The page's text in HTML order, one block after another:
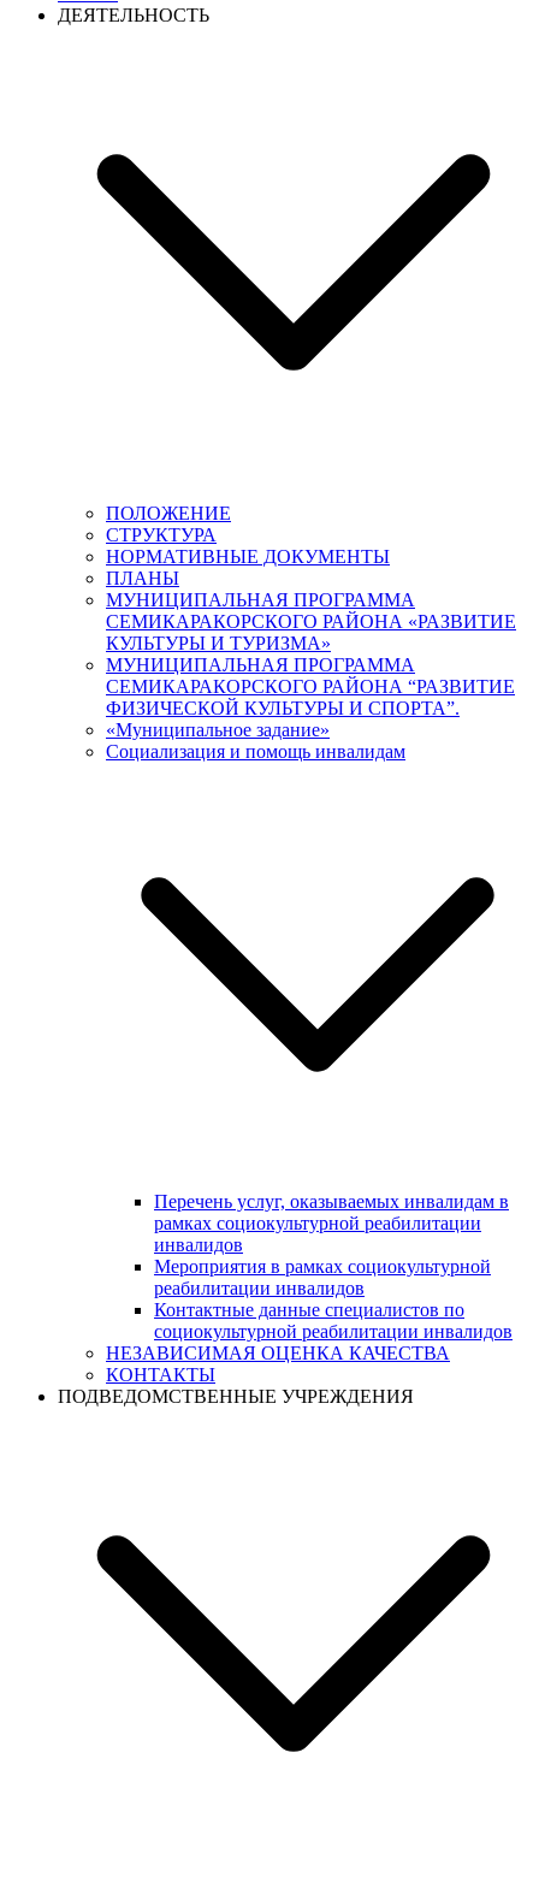
ДЕЯТЕЛЬНОСТЬ
ПОЛОЖЕНИЕ
СТРУКТУРА
НОРМАТИВНЫЕ ДОКУМЕНТЫ
ПЛАНЫ
МУНИЦИПАЛЬНАЯ ПРОГРАММА
СЕМИКАРАКОРСКОГО РАЙОНА «РАЗВИТИЕ
КУЛЬТУРЫ И ТУРИЗМА»
МУНИЦИПАЛЬНАЯ ПРОГРАММА
СЕМИКАРАКОРСКОГО РАЙОНА “РАЗВИТИЕ
ФИЗИЧЕСКОЙ КУЛЬТУРЫ И СПОРТА”.
«Муниципальное задание»
Социализация и помощь инвалидам
Перечень услуг, оказываемых инвалидам в
рамках социокультурной реабилитации
инвалидов
Мероприятия в рамках социокультурной
реабилитации инвалидов
Контактные данные специалистов по
социокультурной реабилитации инвалидов
НЕЗАВИСИМАЯ ОЦЕНКА КАЧЕСТВА
КОНТАКТЫ
ПОДВЕДОМСТВЕННЫЕ УЧРЕЖДЕНИЯ